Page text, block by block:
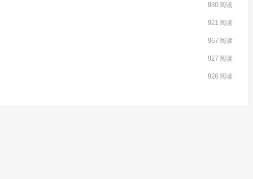
980 阅读
921 阅读
967 阅读
927 阅读
926 阅读